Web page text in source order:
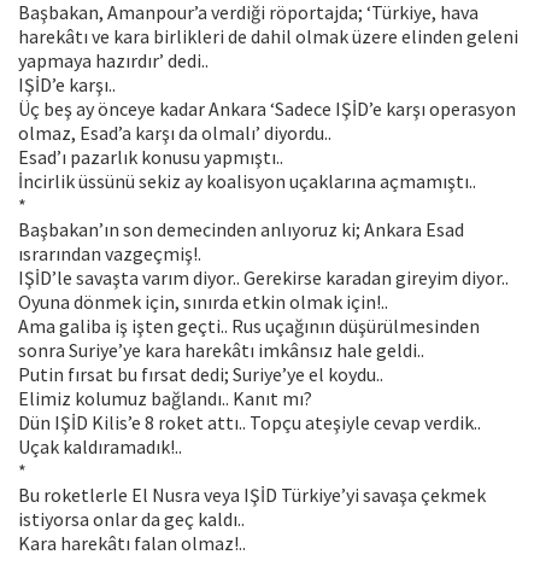
Başbakan, Amanpour’a verdiği röportajda; ‘Türkiye, hava
harekâtı ve kara birlikleri de dahil olmak üzere elinden geleni
yapmaya hazırdır’ dedi..
IŞİD’e karşı..
Üç beş ay önceye kadar Ankara ‘Sadece IŞİD’e karşı operasyon
olmaz, Esad’a karşı da olmalı’ diyordu..
Esad’ı pazarlık konusu yapmıştı..
İncirlik üssünü sekiz ay koalisyon uçaklarına açmamıştı..
*
Başbakan’ın son demecinden anlıyoruz ki; Ankara Esad
ısrarından vazgeçmiş!.
IŞİD’le savaşta varım diyor.. Gerekirse karadan gireyim diyor..
Oyuna dönmek için, sınırda etkin olmak için!..
Ama galiba iş işten geçti.. Rus uçağının düşürülmesinden
sonra Suriye’ye kara harekâtı imkânsız hale geldi..
Putin fırsat bu fırsat dedi; Suriye’ye el koydu..
Elimiz kolumuz bağlandı.. Kanıt mı?
Dün IŞİD Kilis’e 8 roket attı.. Topçu ateşiyle cevap verdik..
Uçak kaldıramadık!..
*
Bu roketlerle El Nusra veya IŞİD Türkiye’yi savaşa çekmek
istiyorsa onlar da geç kaldı..
Kara harekâtı falan olmaz!..